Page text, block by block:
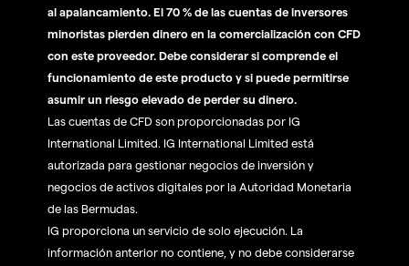
al apalancamiento. El 70 % de las cuentas de inversores
minoristas pierden dinero en la comercialización con CFD
con este proveedor. Debe considerar si comprende el
funcionamiento de este producto y si puede permitirse
asumir un riesgo elevado de perder su dinero.
Las cuentas de CFD son proporcionadas por IG
International Limited. IG International Limited está
autorizada para gestionar negocios de inversión y
negocios de activos digitales por la Autoridad Monetaria
de las Bermudas.
IG proporciona un servicio de solo ejecución. La
información anterior no contiene, y no debe considerarse